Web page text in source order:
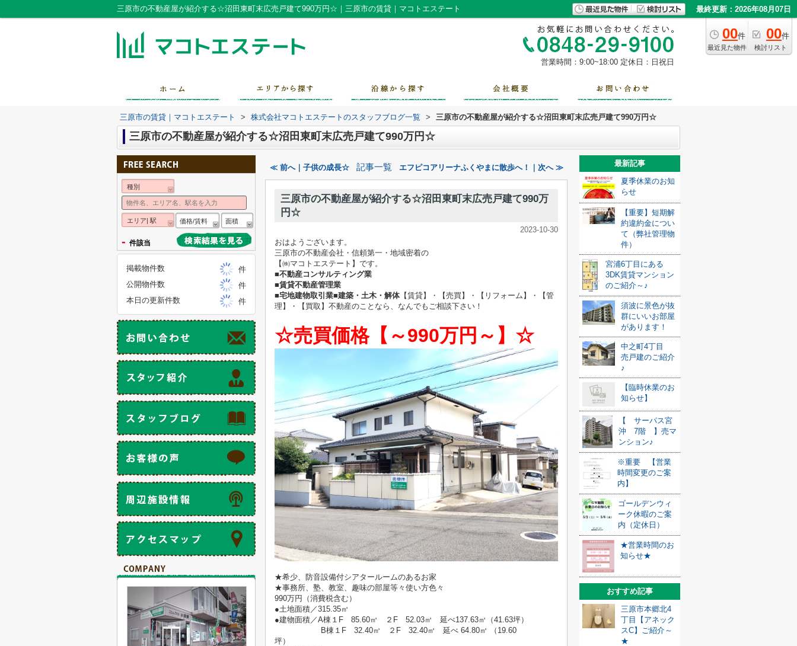
三原市の不動産屋が紹介する☆沼田東町末広売戸建て990万円☆｜三原市の賃貸｜マコトエステート 最終更新：2026年08月07日
00件
最近見た物件
00件
検討リスト
営業時間：9:00~18:00 定休日：日祝日
三原市の賃貸｜マコトエステート > 株式会社マコトエステートのスタッフブログ一覧 > 三原市の不動産屋が紹介する☆沼田東町末広売戸建て990万円☆
三原市の不動産屋が紹介する☆沼田東町末広売戸建て990万円☆
≪ 前へ｜子供の成長☆ 記事一覧 エフピコアリーナふくやまに散歩へ！｜次へ ≫
三原市の不動産屋が紹介する☆沼田東町末広売戸建て990万
円☆
2023-10-30
おはようございます。
三原市の不動産会社・信頼第一・地域密着の
【㈱マコトエステート】 です。
■不動産コンサルティング業
■賃貸不動産管理業
■宅地建物取引業■建築・土木・解体【賃貸】 ・ 【売買】 ・ 【リフォーム】 ・
【管
理】
・ 【買取】 不動産のことなら、 なんでもご相談下さい！
☆売買価格【～990万円～】☆
★希少、防音設備付シアタールームのあるお家
★事務所、塾、教室、趣味の部屋等々使い方色々
990万円（消費税含む）
●土地面積／315.35㎥
●建物面積／A棟１F 85.60㎥ ２F 52.03㎥ 延べ137.63㎥（41.63坪）
B棟１F 32.40㎥ ２F 32.40㎥ 延べ 64.80㎥ （19.60
坪）
最新記事
夏季休業のお知
らせ
【重要】短期解
約違約金につい
て（弊社管理物
件）
宮浦6丁目にある
3DK賃貸マンション
のご紹介～♪
須波に景色が抜
群にいいお部屋
があります！
中之町4丁目
売戸建のご紹介
♪
【臨時休業のお
知らせ】
【 サーパス宮
沖 7階 】売マ
ンション♪
※重要 【営業
時間変更のご案
内】
ゴールデンウィ
ーク休暇のご案
内（定休日）
★営業時間のお
知らせ★
おすすめ記事
三原市本郷北4
丁目【アネック
スC】ご紹介～
★
種別
エリア| 駅 価格/賃料 面積
- 件該当
掲載物件数
件
公開物件数
件
本日の更新件数
件